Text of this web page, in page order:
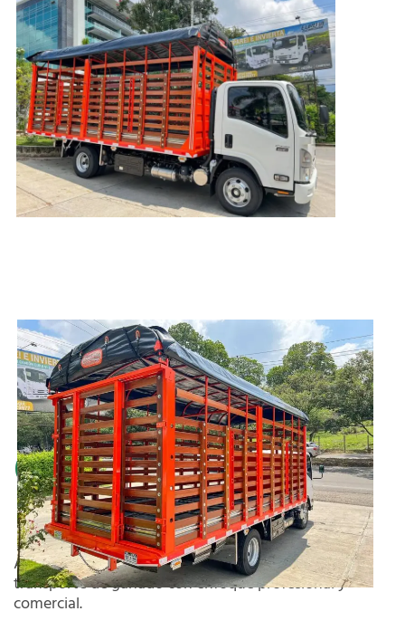
Ganadera de
Lujo
Alta calidad con acabados estéticos, ideal para
transporte de ganado con enfoque profesional y
comercial.